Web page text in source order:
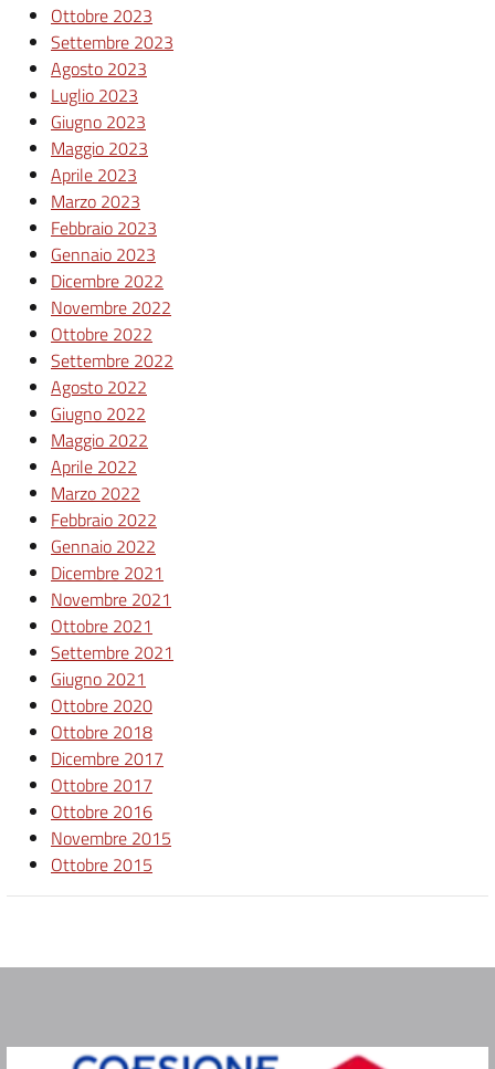
Ottobre 2023
Settembre 2023
Agosto 2023
Luglio 2023
Giugno 2023
Maggio 2023
Aprile 2023
Marzo 2023
Febbraio 2023
Gennaio 2023
Dicembre 2022
Novembre 2022
Ottobre 2022
Settembre 2022
Agosto 2022
Giugno 2022
Maggio 2022
Aprile 2022
Marzo 2022
Febbraio 2022
Gennaio 2022
Dicembre 2021
Novembre 2021
Ottobre 2021
Settembre 2021
Giugno 2021
Ottobre 2020
Ottobre 2018
Dicembre 2017
Ottobre 2017
Ottobre 2016
Novembre 2015
Ottobre 2015